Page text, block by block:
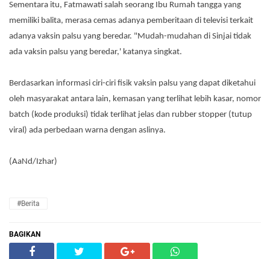
Sementara itu, Fatmawati salah seorang Ibu Rumah tangga yang
memiliki balita, merasa cemas adanya pemberitaan di televisi terkait
adanya vaksin palsu yang beredar. "Mudah-mudahan di Sinjai tidak
ada vaksin palsu yang beredar,' katanya singkat.
Berdasarkan informasi ciri-ciri fisik vaksin palsu yang dapat diketahui
oleh masyarakat antara lain, kemasan yang terlihat lebih kasar, nomor
batch (kode produksi) tidak terlihat jelas dan rubber stopper (tutup
viral) ada perbedaan warna dengan aslinya.
(AaNd/Izhar)
#Berita
BAGIKAN